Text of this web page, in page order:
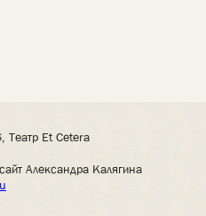
Et Cetera
Александра Калягина